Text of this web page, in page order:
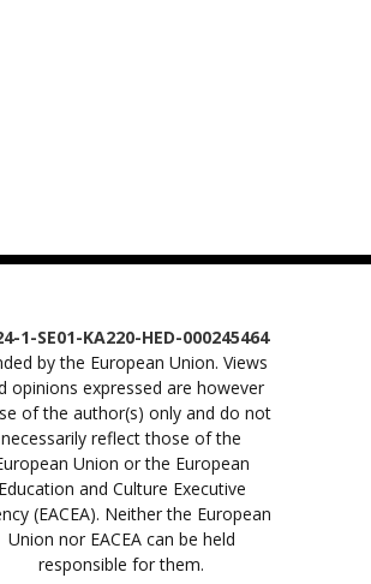
1-SE01-KA220-HED-000245464
by the European Union. Views
opinions expressed are however
of the author(s) only and do not
necessarily reflect those of the
Union or the European
Education and Culture Executive
(EACEA). Neither the European
Union nor EACEA can be held
responsible for them.